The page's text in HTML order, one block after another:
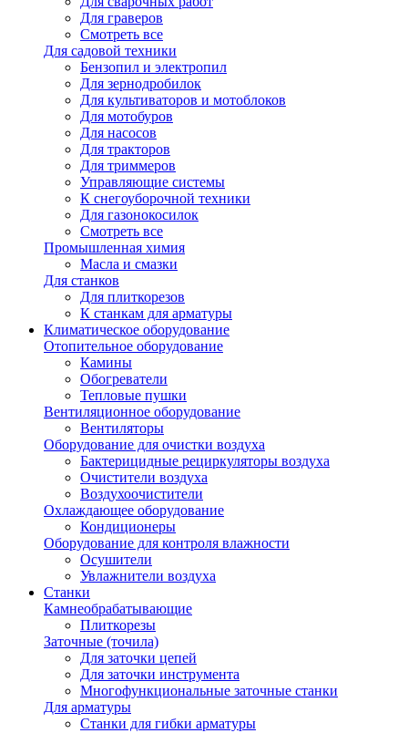
Для граверов
Смотреть все
Для садовой техники
Бензопил и электропил
Для зернодробилок
Для культиваторов и мотоблоков
Для мотобуров
Для насосов
Для тракторов
Для триммеров
Управляющие системы
К снегоуборочной техники
Для газонокосилок
Смотреть все
Промышленная химия
Масла и смазки
Для станков
Для плиткорезов
К станкам для арматуры
Климатическое оборудование
Отопительное оборудование
Камины
Обогреватели
Тепловые пушки
Вентиляционное оборудование
Вентиляторы
Оборудование для очистки воздуха
Бактерицидные рециркуляторы воздуха
Очистители воздуха
Воздухоочистители
Охлаждающее оборудование
Кондиционеры
Оборудование для контроля влажности
Осушители
Увлажнители воздуха
Станки
Камнеобрабатывающие
Плиткорезы
Заточные (точила)
Для заточки цепей
Для заточки инструмента
Многофункциональные заточные станки
Для арматуры
Станки для гибки арматуры